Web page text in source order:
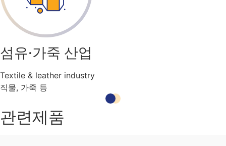
섬유·가죽 산업
Textile & leather industry
직물, 가죽 등
관련제품